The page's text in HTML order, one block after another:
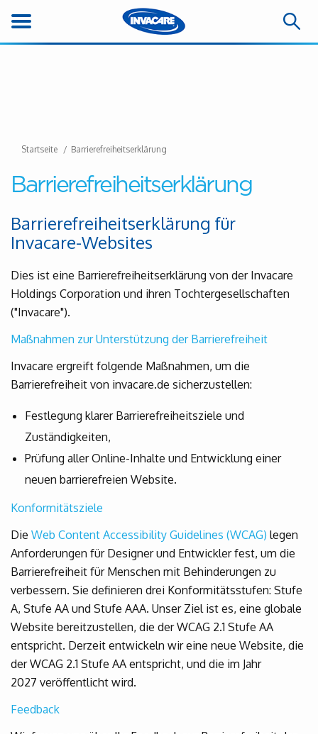
Startseite Barrierefreiheitserklärung
Barrierefreiheitserklärung
Barrierefreiheitserklärung für
Invacare-Websites
Dies ist eine Barrierefreiheitserklärung von der Invacare
Holdings Corporation und ihren Tochtergesellschaften
("Invacare").
Maßnahmen zur Unterstützung der Barrierefreiheit
Invacare ergreift folgende Maßnahmen, um die
Barrierefreiheit von invacare.de sicherzustellen:
Festlegung klarer Barrierefreiheitsziele und
Zuständigkeiten,
Prüfung aller Online-Inhalte und Entwicklung einer
neuen barrierefreien Website.
Konformitätsziele
Die Web Content Accessibility Guidelines (WCAG) legen
Anforderungen für Designer und Entwickler fest, um die
Barrierefreiheit für Menschen mit Behinderungen zu
verbessern. Sie definieren drei Konformitätsstufen: Stufe
A, Stufe AA und Stufe AAA. Unser Ziel ist es, eine globale
Website bereitzustellen, die der WCAG 2.1 Stufe AA
entspricht. Derzeit entwickeln wir eine neue Website, die
der WCAG 2.1 Stufe AA entspricht, und die im Jahr
2027 veröffentlicht wird.
Feedback